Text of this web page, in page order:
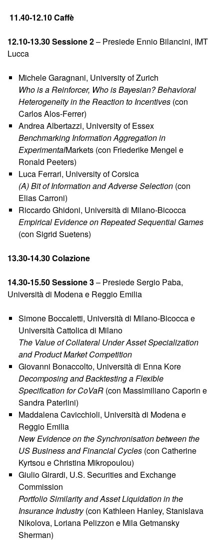
11.40-12.10 Caffè
12.10-13.30 Sessione 2– Presiede Ennio Bilancini, IMT
Lucca
Michele Garagnani, University of Zurich
Who is a Reinforcer, Who is Bayesian? Behavioral
Heterogeneity in the Reaction to Incentives (con
Carlos Alos-Ferrer)
Andrea Albertazzi, University of Essex
Benchmarking Information Aggregation in
ExperimentalMarkets (con Friederike Mengel e
Ronald Peeters)
Luca Ferrari, University of Corsica
(A) Bit of Information and Adverse Selection (con
Elias Carroni)
Riccardo Ghidoni, Università di Milano-Bicocca
Empirical Evidence on Repeated Sequential Games
(con Sigrid Suetens)
13.30-14.30 Colazione
14.30-15.50 Sessione 3– Presiede Sergio Paba,
Università di Modena e Reggio Emilia
Simone Boccaletti, Università di Milano-Bicocca e
Università Cattolica di Milano
The Value of Collateral Under Asset Specialization
and Product Market Competition
Giovanni Bonaccolto, Università di Enna Kore
Decomposing and Backtesting a Flexible
Specification for CoVaR (con Massimiliano Caporin e
Sandra Paterlini)
Maddalena Cavicchioli, Università di Modena e
Reggio Emilia
New Evidence on the Synchronisation between the
US Business and Financial Cycles (con Catherine
Kyrtsou e Christina Mikropoulou)
Giulio Girardi, U.S. Securities and Exchange
Commission
Portfolio Similarity and Asset Liquidation in the
Insurance Industry(con Kathleen Hanley, Stanislava
Nikolova, Loriana Pelizzon e Mila Getmansky
Sherman)